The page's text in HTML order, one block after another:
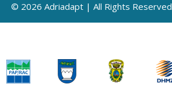
© 2026 Adriadapt | All Rights Reserved